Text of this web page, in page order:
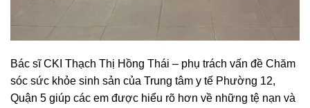
Bác sĩ CKI Thạch Thị Hồng Thái – phụ trách vấn đề Chăm
sóc sức khỏe sinh sản của Trung tâm y tế Phường 12,
Quận 5 giúp các em được hiểu rõ hơn về những tệ nạn và